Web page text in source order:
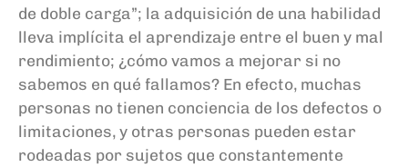
de doble carga”; la adquisición de una habilidad
lleva implícita el aprendizaje entre el buen y mal
rendimiento; ¿cómo vamos a mejorar si no
sabemos en qué fallamos? En efecto, muchas
personas no tienen conciencia de los defectos o
limitaciones, y otras personas pueden estar
rodeadas por sujetos que constantemente